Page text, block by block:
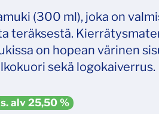
(300 ml), joka on
teräksestä.
on hopean värinen
sekä logokaiverrus.
alv 25,50 %